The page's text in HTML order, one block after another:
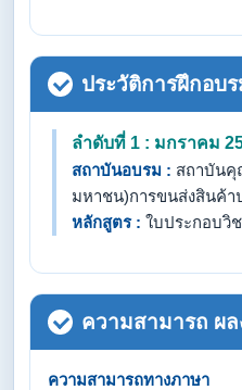
ประวัติการฝึกอบ
ลำดับที่ 1 : มกราคม
สถาบันอบรม : สถาบัน
มหาชน)การขนส่งสินค้า
หลักสูตร : ใบประกอบวิ
ความสามารถ ผล
ความสามารถทางภาษา